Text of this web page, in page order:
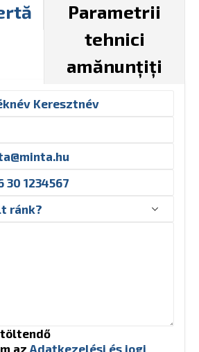
Parametrii
tehnici
amănunțiți
az Adatkezelési és jogi